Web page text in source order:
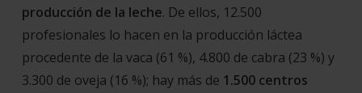
producción de la leche. De ellos, 12.500
profesionales lo hacen en la producción láctea
procedente de la vaca (61 %), 4.800 de cabra (23 %) y
3.300 de oveja (16 %); hay más de 1.500 centros